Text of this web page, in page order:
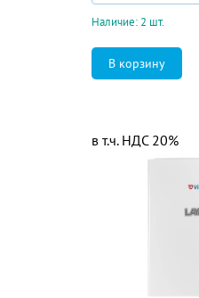
Наличие: 2 шт.
в т.ч. НДС 20%